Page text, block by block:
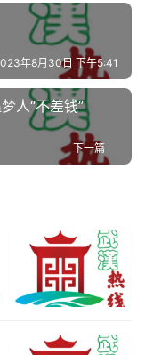
年8月30日 下午5:41
人“不差钱”
下一篇